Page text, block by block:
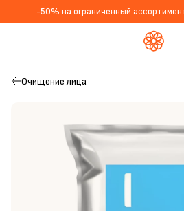
-50% на ограниченный
Очищение лица